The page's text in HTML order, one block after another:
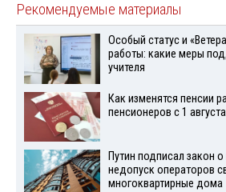
Рекомендуемые материалы
Особый статус и
работы: какие меры
учителя
Как изменятся пенсии
пенсионеров с 1 августа
Путин подписал закон
недопуск операторов
многоквартирные дома